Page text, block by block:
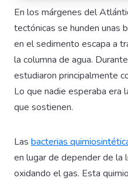
En los márgenes del
tectónicas se hunden unas
en el sedimento escapa a
la columna de agua.
estudiaron principalmente
Lo que nadie esperaba era
que sostienen.
Las bacterias
en lugar de depender de la
oxidando el gas. Esta